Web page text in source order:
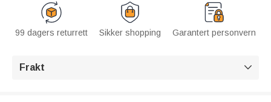
99 dagers returrett Sikker shopping Garantert personvern
Frakt 